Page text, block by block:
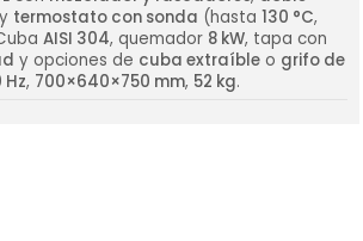
y termostato con sonda (hasta 130 °C,
AISI 304, quemador 8 kW, tapa con
y opciones de cuba extraíble o grifo de
Hz, 700×640×750 mm, 52 kg.